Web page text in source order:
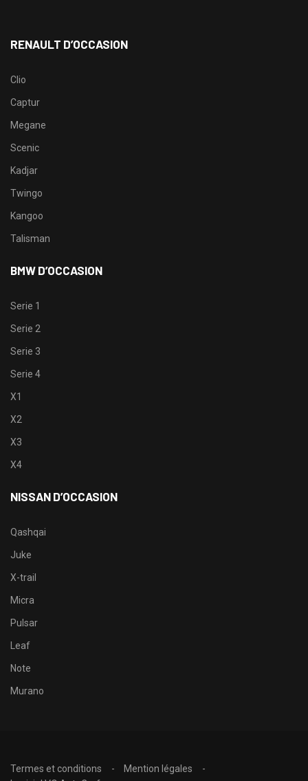
RENAULT D’OCCASION
Clio
Captur
Megane
Scenic
Kadjar
Twingo
Kangoo
Talisman
BMW D’OCCASION
Serie 1
Serie 2
Serie 3
Serie 4
X1
X2
X3
X4
NISSAN D’OCCASION
Qashqai
Juke
X-trail
Micra
Pulsar
Leaf
Note
Murano
Termes et conditions
Mention légales